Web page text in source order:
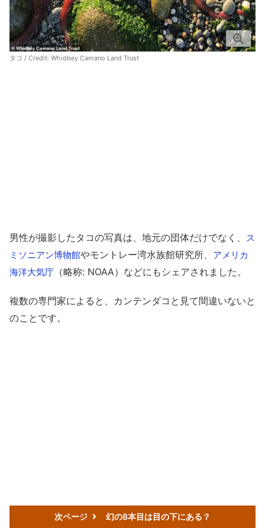
タコ / Credit: Whidbey Camano Land Trust
男性が撮影したタコの写真は、地元の団体だけでなく、 ス
ミソニアン博物館やモントレー湾水族館研究所、 アメリカ
海洋大気庁 （略称: NOAA）などにもシェアされました。
複数の専門家によると、カンテンダコと見て間違いないと
のことです。
次ページ 幻の8本目は目の下にある？